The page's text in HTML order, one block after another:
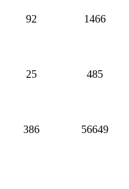
92 1466
25 485
386 56649